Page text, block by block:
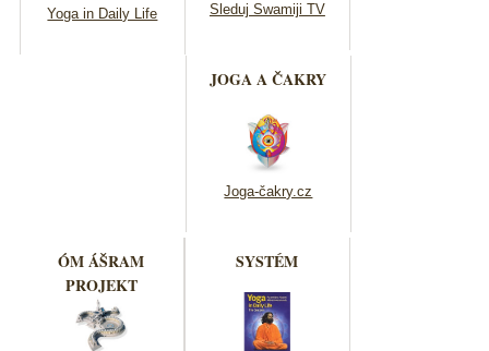
Yoga in Daily Life Sleduj Swamiji TV
JOGA A ČAKRY
Joga-čakry.cz
ÓM ÁŠRAM
PROJEKT
SYSTÉM